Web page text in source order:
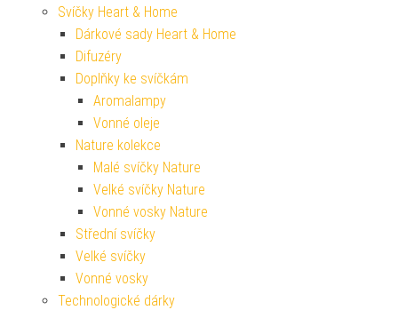
Svíčky Heart & Home
Dárkové sady Heart & Home
Difuzéry
Doplňky ke svíčkám
Aromalampy
Vonné oleje
Nature kolekce
Malé svíčky Nature
Velké svíčky Nature
Vonné vosky Nature
Střední svíčky
Velké svíčky
Vonné vosky
Technologické dárky